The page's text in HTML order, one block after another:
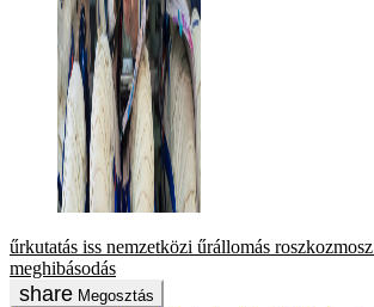
űrkutatás iss nemzetközi űrállomás roszkozmosz
meghibásodás
Megosztás